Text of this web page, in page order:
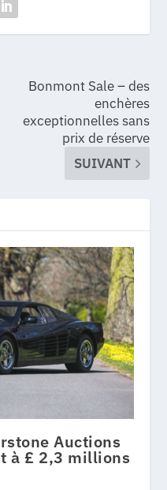
Bonmont Sale – des
enchères
exceptionnelles sans
prix de réserve
SUIVANT
Auctions
à £ 2,3 millions